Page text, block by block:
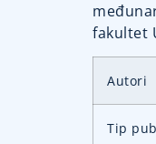
fakultet
Autori
Tip